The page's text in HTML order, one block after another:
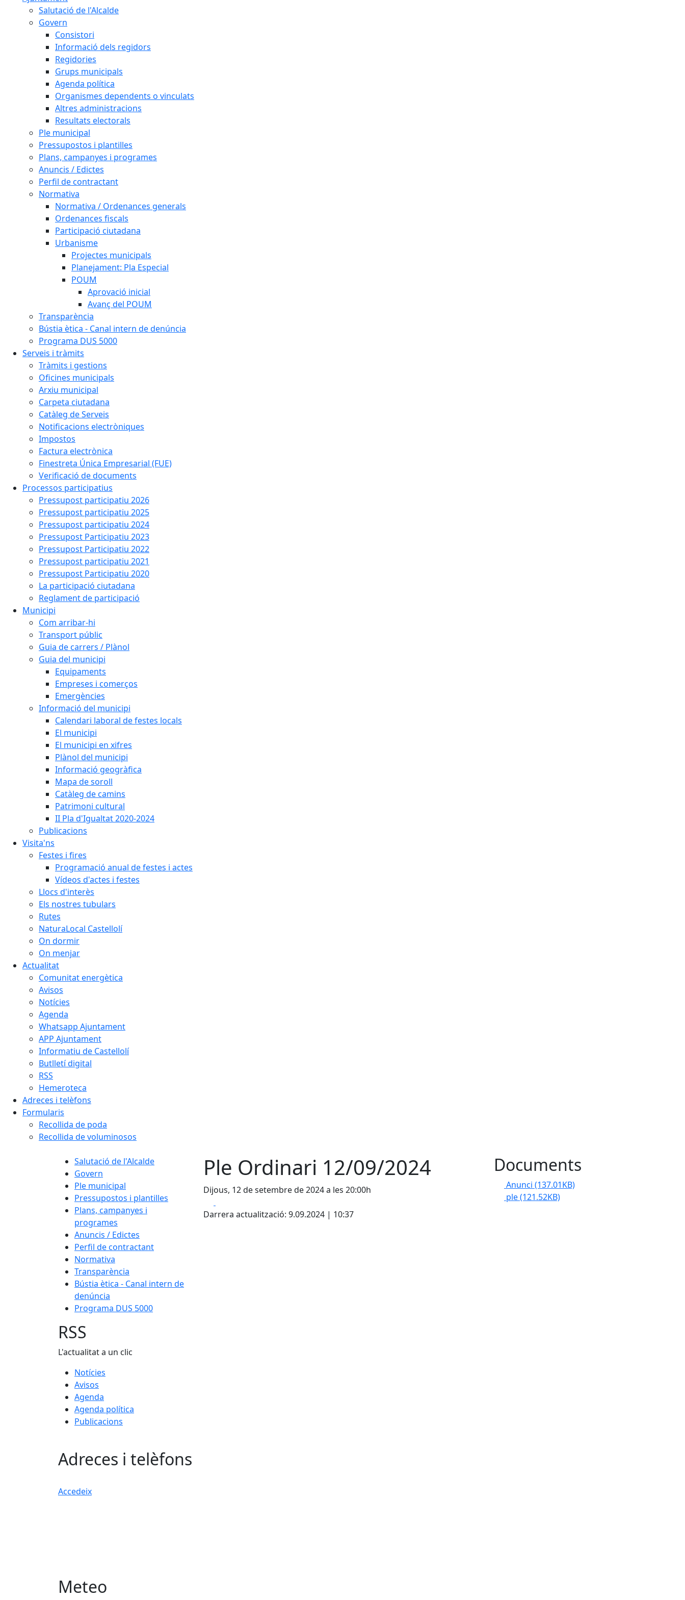
Salutació de l'Alcalde
Govern
Consistori
Informació dels regidors
Regidories
Grups municipals
Agenda política
Organismes dependents o vinculats
Altres administracions
Resultats electorals
Ple municipal
Pressupostos i plantilles
Plans, campanyes i programes
Anuncis / Edictes
Perfil de contractant
Normativa
Normativa / Ordenances generals
Ordenances fiscals
Participació ciutadana
Urbanisme
Projectes municipals
Planejament: Pla Especial
POUM
Aprovació inicial
Avanç del POUM
Transparència
Bústia ètica - Canal intern de denúncia
Programa DUS 5000
Serveis i tràmits
Tràmits i gestions
Oficines municipals
Arxiu municipal
Carpeta ciutadana
Catàleg de Serveis
Notificacions electròniques
Impostos
Factura electrònica
Finestreta Única Empresarial (FUE)
Verificació de documents
Processos participatius
Pressupost participatiu 2026
Pressupost participatiu 2025
Pressupost participatiu 2024
Pressupost Participatiu 2023
Pressupost Participatiu 2022
Pressupost participatiu 2021
Pressupost Participatiu 2020
La participació ciutadana
Reglament de participació
Municipi
Com arribar-hi
Transport públic
Guia de carrers / Plànol
Guia del municipi
Equipaments
Empreses i comerços
Emergències
Informació del municipi
Calendari laboral de festes locals
El municipi
El municipi en xifres
Plànol del municipi
Informació geogràfica
Mapa de soroll
Catàleg de camins
Patrimoni cultural
II Pla d'Igualtat 2020-2024
Publicacions
Visita'ns
Festes i fires
Programació anual de festes i actes
Vídeos d'actes i festes
Llocs d'interès
Els nostres tubulars
Rutes
NaturaLocal Castellolí
On dormir
On menjar
Actualitat
Comunitat energètica
Avisos
Notícies
Agenda
Whatsapp Ajuntament
APP Ajuntament
Informatiu de Castellolí
Butlletí digital
RSS
Hemeroteca
Adreces i telèfons
Formularis
Recollida de poda
Recollida de voluminosos
Salutació de l'Alcalde
Govern
Ple municipal
Pressupostos i plantilles
Plans, campanyes i
programes
Anuncis / Edictes
Perfil de contractant
Normativa
Transparència
Bústia ètica - Canal intern de
denúncia
Programa DUS 5000
Ple Ordinari 12/09/2024
Dijous, 12 de setembre de 2024 a les 20:00h
Darrera actualització: 9.09.2024 | 10:37
Documents
Anunci (137.01KB)
ple(121.52KB)
RSS
L'actualitat a un clic
Notícies
Avisos
Agenda
Agenda política
Publicacions
Adreces i telèfons
Accedeix
Meteo